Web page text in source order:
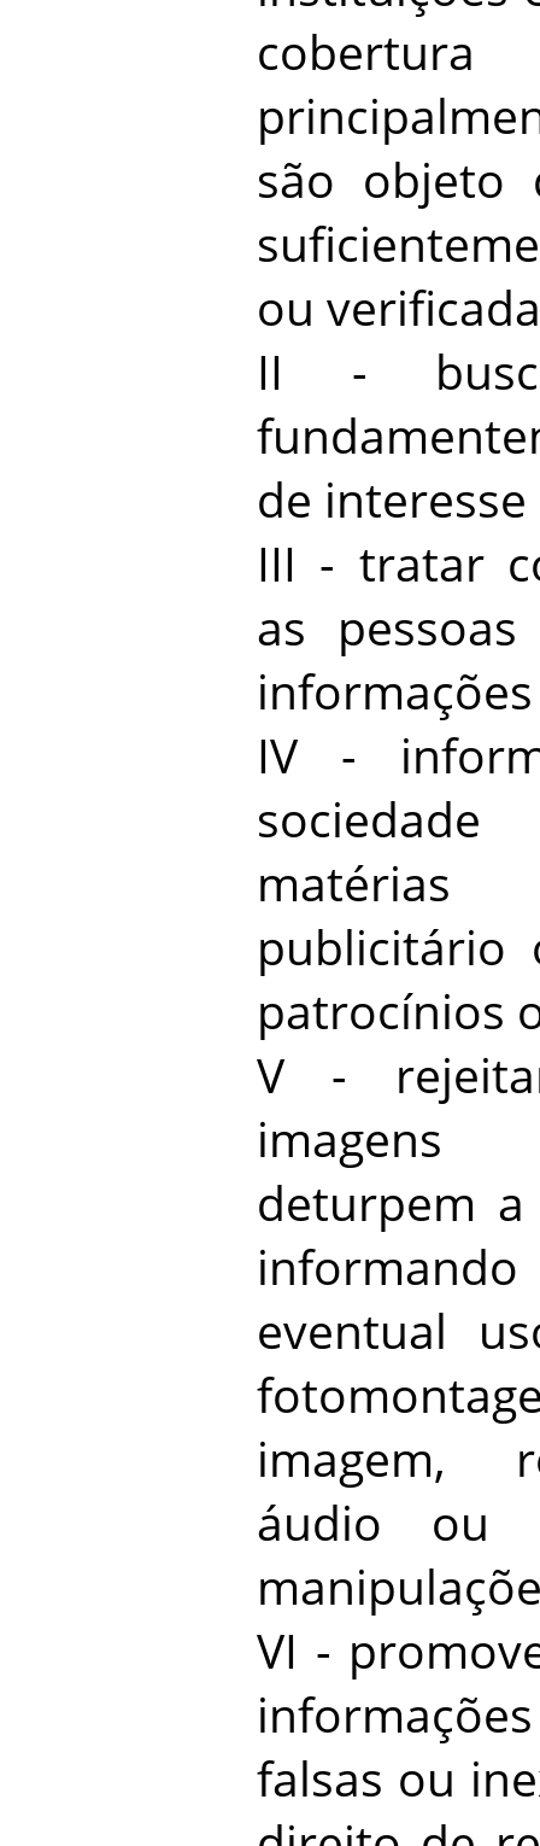
são objeto
ou
II -
de
III - tratar
as
IV -
matérias
publicitário
patrocínios
V -
imagens
deturpem
eventual
imagem,
áudio ou
VI -
falsas ou